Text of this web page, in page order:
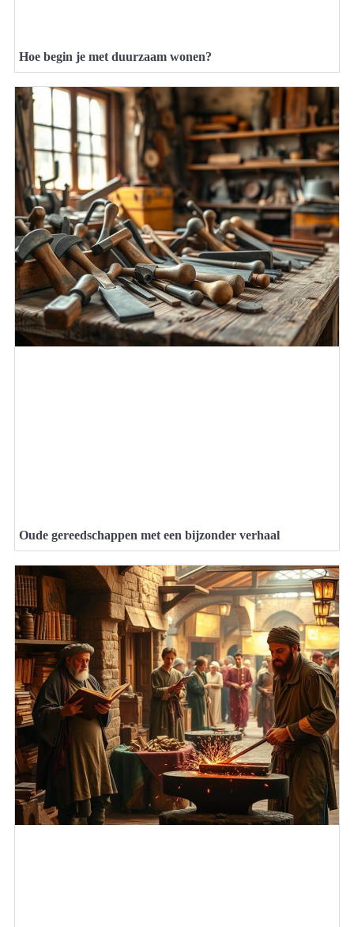
Hoe begin je met duurzaam wonen?
Oude gereedschappen met een bijzonder verhaal